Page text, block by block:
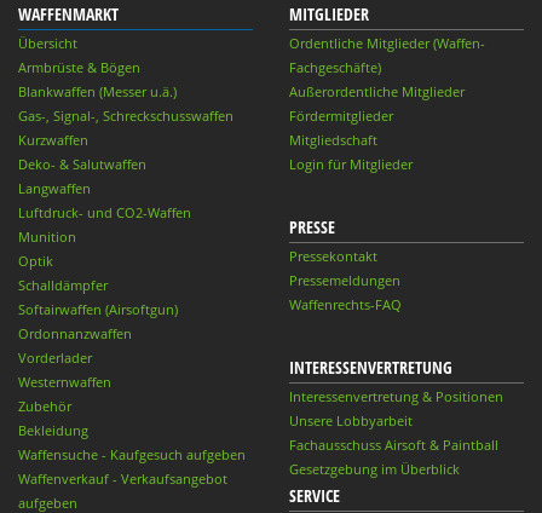
WAFFENMARKT
Übersicht
Armbrüste & Bögen
Blankwaffen (Messer u.ä.)
Gas-, Signal-, Schreckschusswaffen
Kurzwaffen
Deko- & Salutwaffen
Langwaffen
Luftdruck- und CO2-Waffen
Munition
Optik
Schalldämpfer
Softairwaffen (Airsoftgun)
Ordonnanzwaffen
Vorderlader
Westernwaffen
Zubehör
Bekleidung
Waffensuche - Kaufgesuch aufgeben
Waffenverkauf - Verkaufsangebot
aufgeben
MITGLIEDER
Ordentliche Mitglieder (Waffen-
Fachgeschäfte)
Außerordentliche Mitglieder
Fördermitglieder
Mitgliedschaft
Login für Mitglieder
PRESSE
Pressekontakt
Pressemeldungen
Waffenrechts-FAQ
INTERESSENVERTRETUNG
Interessenvertretung & Positionen
Unsere Lobbyarbeit
Fachausschuss Airsoft & Paintball
Gesetzgebung im Überblick
SERVICE